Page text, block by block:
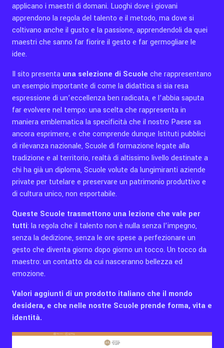
applicano i maestri di domani. Luoghi dove i giovani
apprendono la regola del talento e il metodo, ma dove si
coltivano anche il gusto e la passione, apprendendoli da quei
maestri che sanno far fiorire il gesto e far germogliare le
idee.
Il sito presenta una selezione di Scuole che rappresentano
un esempio importante di come la didattica si sia resa
espressione di un’eccellenza ben radicata, e l’abbia saputa
far evolvere nel tempo: una scelta che rappresenta in
maniera emblematica la specificità che il nostro Paese sa
ancora esprimere, e che comprende dunque Istituti pubblici
di rilevanza nazionale, Scuole di formazione legate alla
tradizione e al territorio, realtà di altissimo livello destinate a
chi ha già un diploma, Scuole volute da lungimiranti aziende
private per tutelare e preservare un patrimonio produttivo e
di cultura unico, non esportabile.
Queste Scuole trasmettono una lezione che vale per
tutti: la regola che il talento non è nulla senza l’impegno,
senza la dedizione, senza le ore spese a perfezionare un
gesto che diventa giorno dopo giorno un tocco. Un tocco da
maestro: un contatto da cui nasceranno bellezza ed
emozione.
Valori aggiunti di un prodotto italiano che il mondo
desidera, e che nelle nostre Scuole prende forma, vita e
identità.